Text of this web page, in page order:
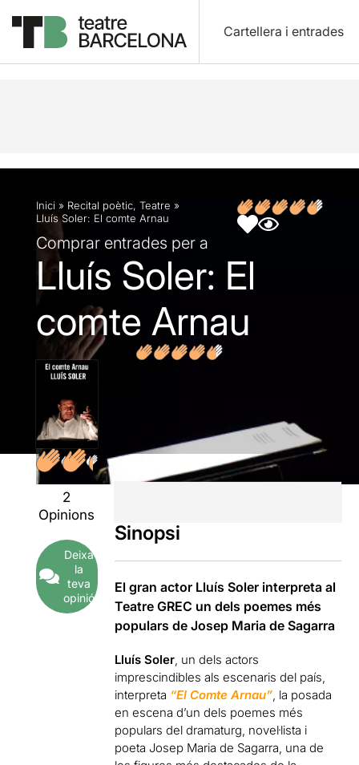
Cartellera i entrades
Descripció Fitxa artística Opinions
Inici » Recital poètic, Teatre »
Lluís Soler: El comte Arnau
Comprar entrades per a
Lluís Soler: El
comte Arnau
2
Opinions
Deixa
la
teva
opinió
Sinopsi
El gran actor Lluís Soler interpreta al
Teatre GREC un dels poemes més
populars de Josep Maria de Sagarra
Lluís Soler , un dels actors
imprescindibles als escenaris del país,
interpreta “El Comte Arnau” , la posada
en escena d’un dels poemes més
populars del dramaturg, novel·lista i
poeta Josep Maria de Sagarra, una de